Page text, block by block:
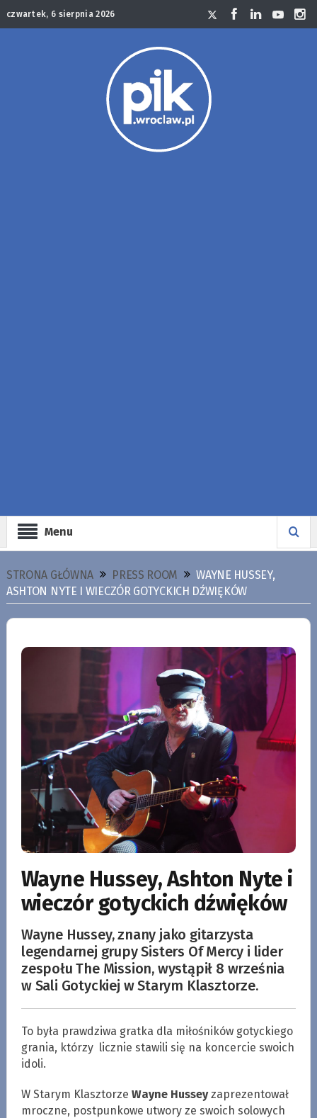
czwartek, 6 sierpnia 2026
Menu
STRONA GŁÓWNA PRESS ROOM
WAYNE HUSSEY,
ASHTON NYTE I WIECZÓR GOTYCKICH DŹWIĘKÓW
Wayne Hussey, Ashton Nyte i
wieczór gotyckich dźwięków
Wayne Hussey, znany jako gitarzysta
legendarnej grupy Sisters Of Mercy i lider
zespołu The Mission, wystąpił 8 września
w Sali Gotyckiej w Starym Klasztorze.
To była prawdziwa gratka dla miłośników gotyckiego
grania, którzy licznie stawili się na koncercie swoich
idoli.
W Starym Klasztorze Wayne Husseyzaprezentował
mroczne, postpunkowe utwory ze swoich solowych